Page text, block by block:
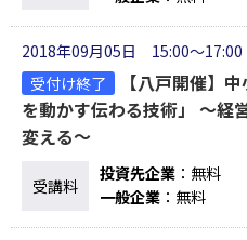
2018年09月05日 15:00～17:00
受付け終了
【八戸開催】
を動かす伝わる技術」 ～経
変える～
受講料
投資先企業 ：無料
一般企業 ：無料